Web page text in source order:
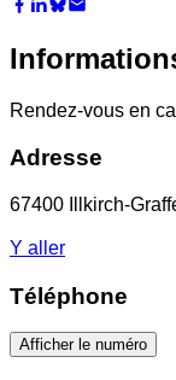
Rendez-vous en
Adresse
67400 Illkirch-
Y aller
Téléphone
Afficher le numéro